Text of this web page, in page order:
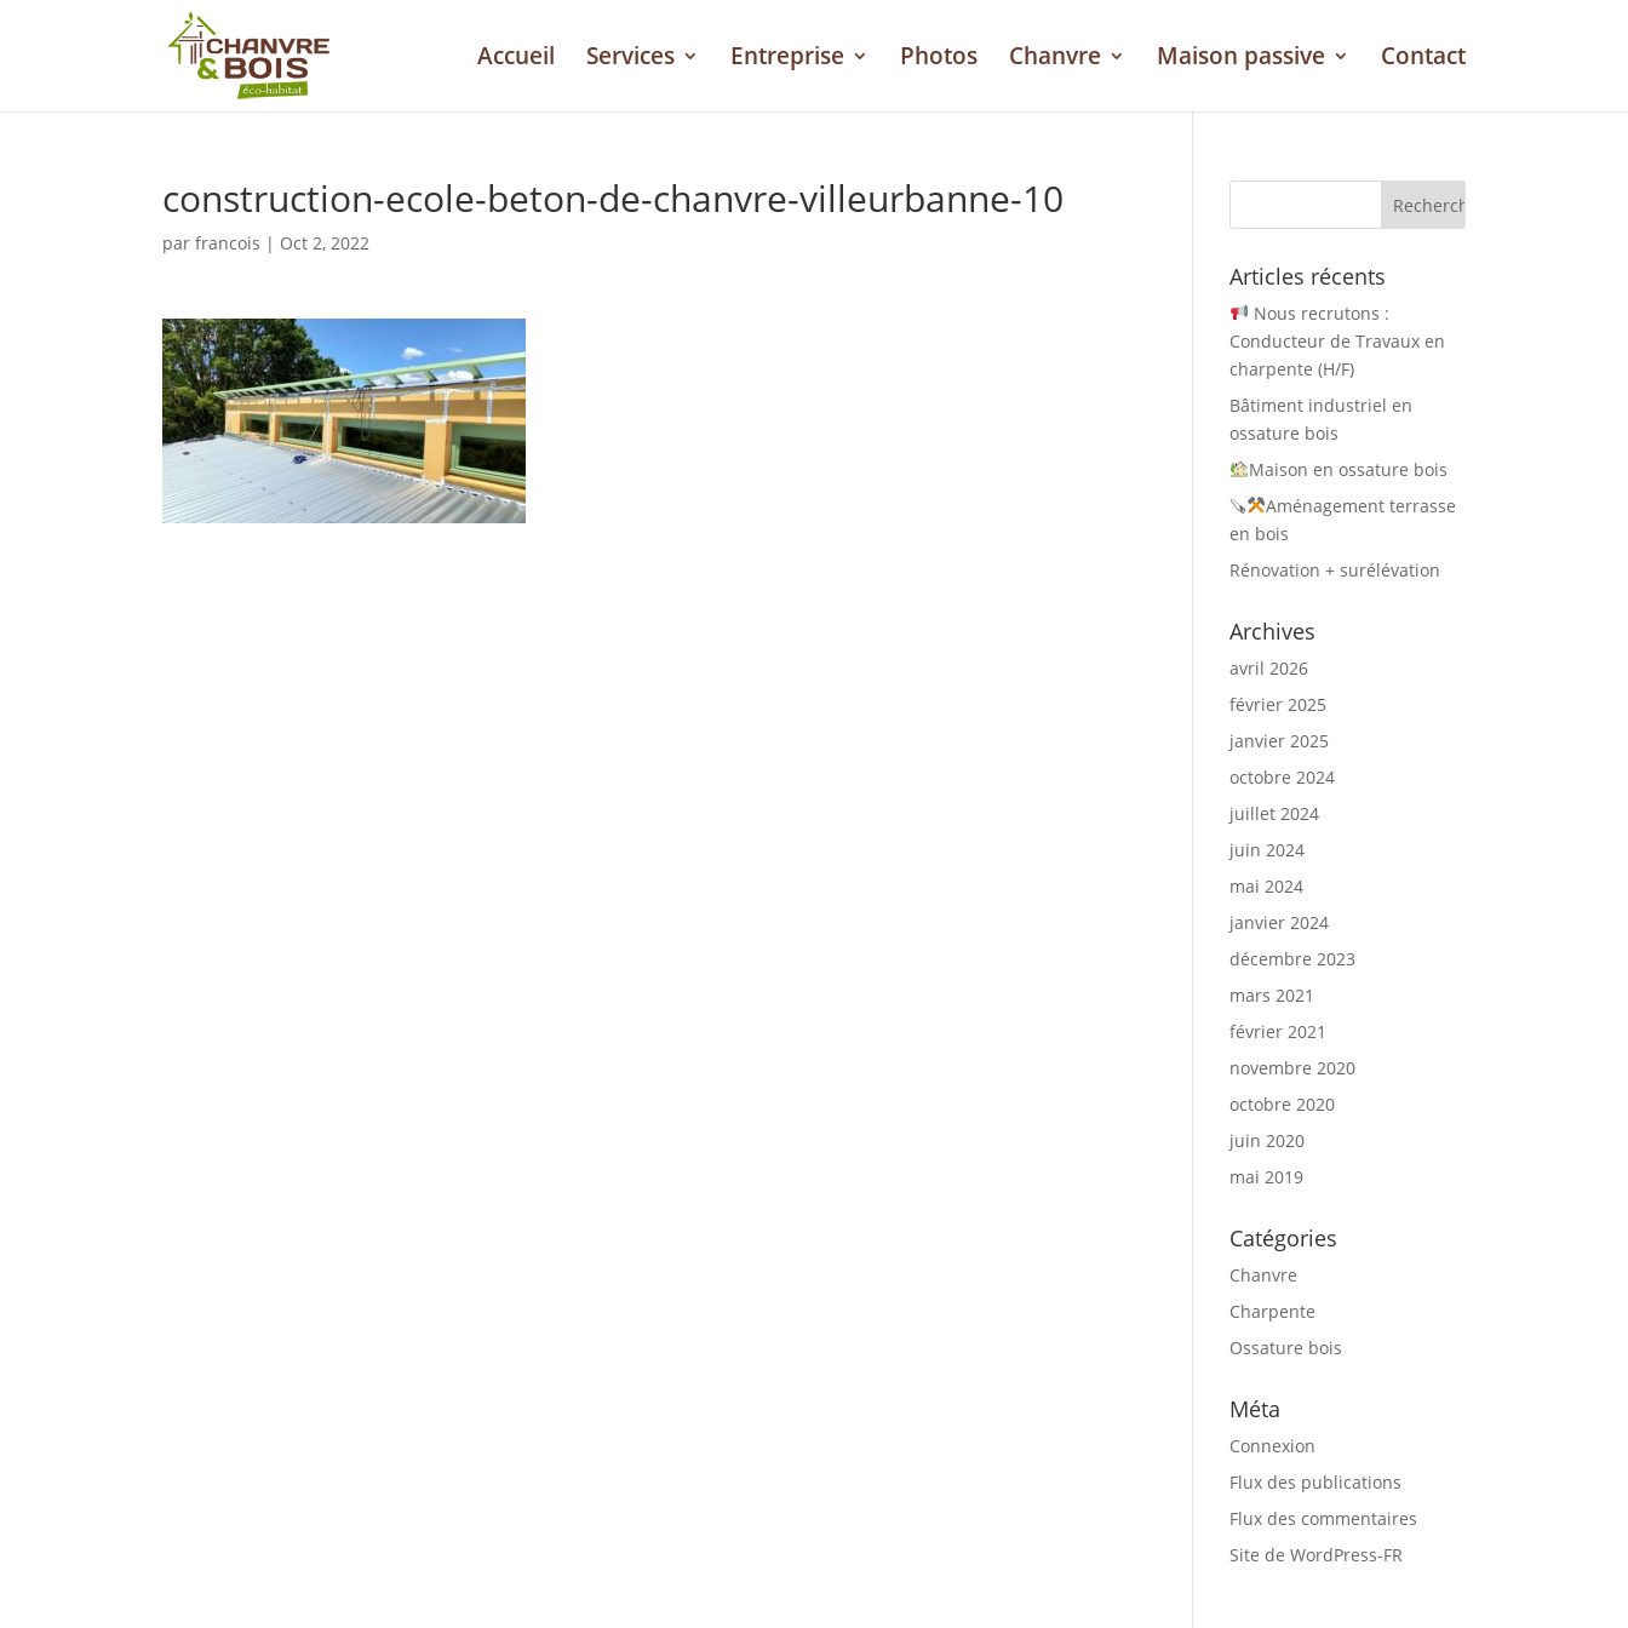
Accueil Services Entreprise Photos Chanvre Maison passive Contact
construction-ecole-beton-de-chanvre-villeurbanne-10
parfrancois | Oct 2, 2022
Articles récents
Nous recrutons :
Conducteur de Travaux en
charpente (H/F)
Bâtiment industriel en
ossature bois
Maison en ossature bois
🪚
Aménagement terrasse
en bois
Rénovation + surélévation
Archives
avril 2026
février 2025
janvier 2025
octobre 2024
juillet 2024
juin 2024
mai 2024
janvier 2024
décembre 2023
mars 2021
février 2021
novembre 2020
octobre 2020
juin 2020
mai 2019
Catégories
Chanvre
Charpente
Ossature bois
Méta
Connexion
Flux des publications
Flux des commentaires
Site de WordPress-FR